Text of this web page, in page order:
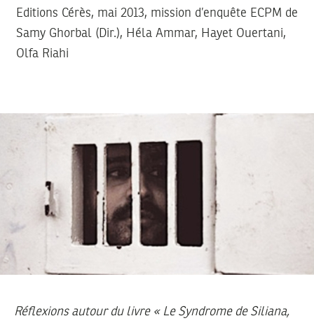
Editions Cérès, mai 2013, mission d’enquête ECPM de
Samy Ghorbal (Dir.), Héla Ammar, Hayet Ouertani,
Olfa Riahi
Réflexions autour du livre « Le Syndrome de Siliana,